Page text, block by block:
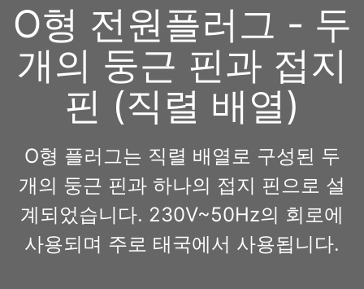
O형 전원플러그 - 두
개의 둥근 핀과 접지
핀 (직렬 배열)
O형 플러그는 직렬 배열로 구성된 두
개의 둥근 핀과 하나의 접지 핀으로 설
계되었습니다. 230V~50Hz의 회로에
사용되며 주로 태국에서 사용됩니다.